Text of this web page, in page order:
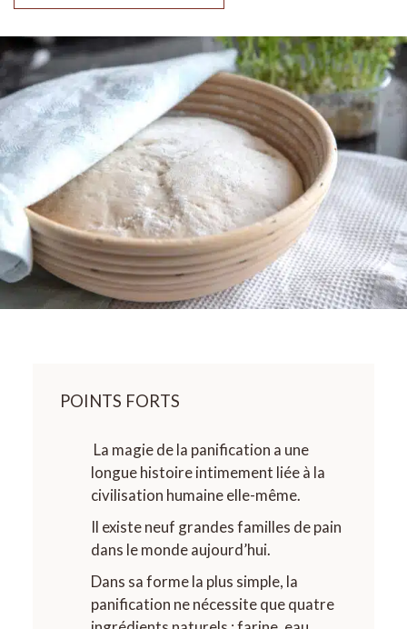
POINTS FORTS
La magie de la panification a une
longue histoire intimement liée à la
civilisation humaine elle-même.
Il existe neuf grandes familles de pain
dans le monde aujourd’hui.
Dans sa forme la plus simple, la
panification ne nécessite que quatre